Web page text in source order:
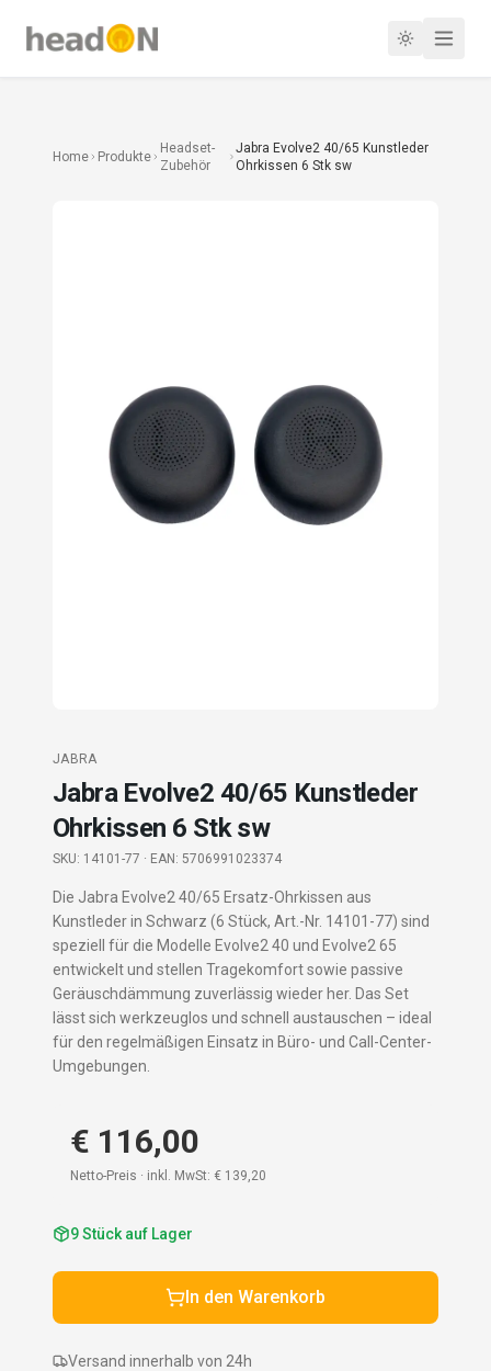
Home Produkte
Headset-
Zubehör
Jabra Evolve2 40/65 Kunstleder
Ohrkissen 6 Stk sw
JABRA
Jabra Evolve2 40/65 Kunstleder
Ohrkissen 6 Stk sw
SKU: 14101-77 · EAN: 5706991023374
Die Jabra Evolve2 40/65 Ersatz-Ohrkissen aus
Kunstleder in Schwarz (6 Stück, Art.-Nr. 14101-77) sind
speziell für die Modelle Evolve2 40 und Evolve2 65
entwickelt und stellen Tragekomfort sowie passive
Geräuschdämmung zuverlässig wieder her. Das Set
lässt sich werkzeuglos und schnell austauschen – ideal
für den regelmäßigen Einsatz in Büro- und Call-Center-
Umgebungen.
€ 116,00
Netto-Preis · inkl. MwSt: € 139,20
9Stück auf Lager
In den Warenkorb
Versand innerhalb von 24h